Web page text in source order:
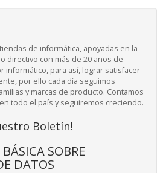
de informática, apoyadas en la
directivo con más de 20 años de
informático, para así, lograr satisfacer
por ello cada día seguimos
y marcas de producto. Contamos
todo el país y seguiremos creciendo.
Boletín!
SOBRE
DATOS